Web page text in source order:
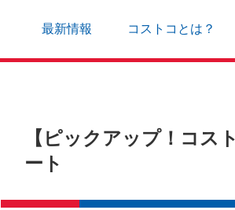
最新情報 コストコとは？
【ピックアップ！コ
ート